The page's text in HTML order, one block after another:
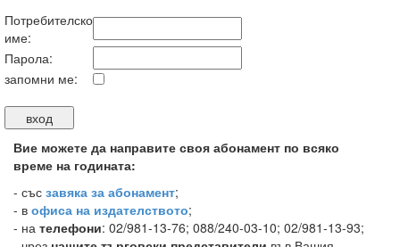
Потребителско
име:
Парола:
запомни ме:
Вие можете да направите своя абонамент по всяко
време на годината:
- със завяка за абонамент;
- в офиса на издателството;
- на телефони: 02/981-13-76; 088/240-03-10; 02/981-13-93;